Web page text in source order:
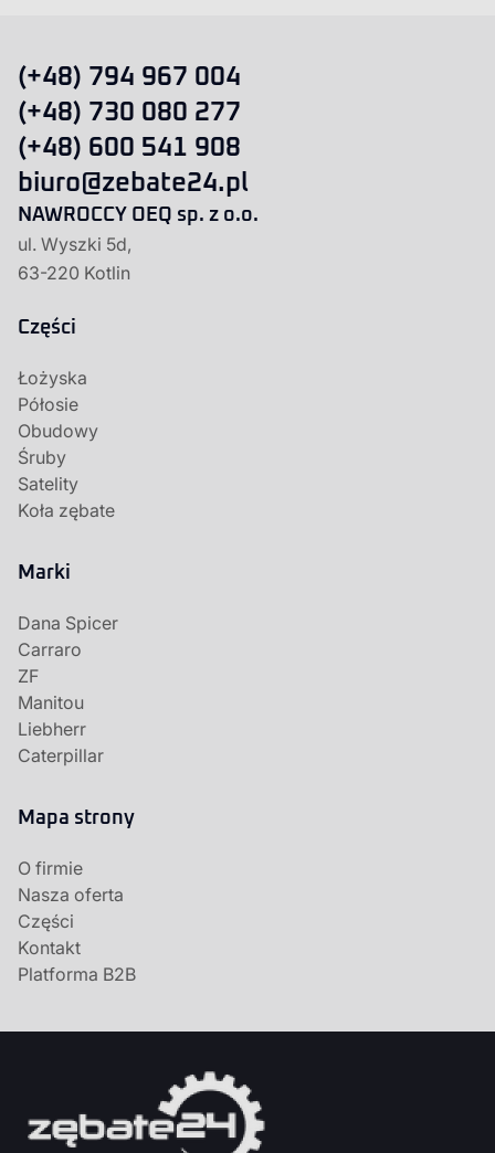
(+48) 794 967 004
(+48) 730 080 277
(+48) 600 541 908
biuro@zebate24.pl
NAWROCCY OEQ sp. z o.o.
ul. Wyszki 5d,
63-220 Kotlin
Części
Łożyska
Półosie
Obudowy
Śruby
Satelity
Koła zębate
Marki
Dana Spicer
Carraro
ZF
Manitou
Liebherr
Caterpillar
Mapa strony
O firmie
Nasza oferta
Części
Kontakt
Platforma B2B